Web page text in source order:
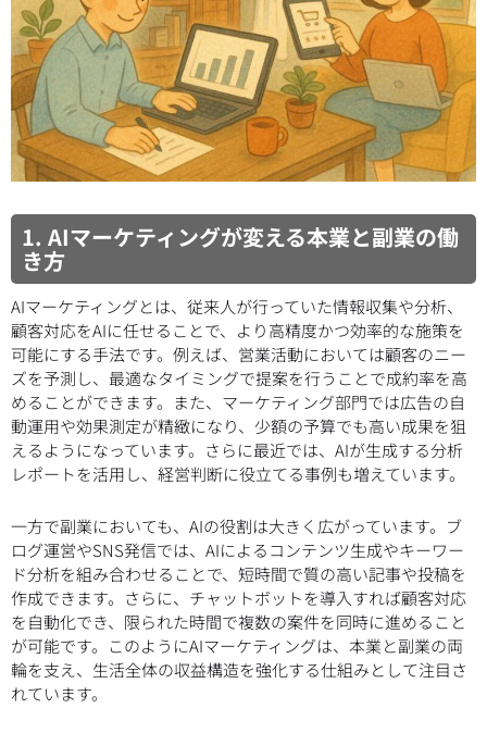
1. AIマーケティングが変える本業と副業の働
き方
AIマーケティングとは、従来人が行っていた情報収集や分析、
顧客対応をAIに任せることで、より高精度かつ効率的な施策を
可能にする手法です。例えば、営業活動においては顧客のニー
ズを予測し、最適なタイミングで提案を行うことで成約率を高
めることができます。また、マーケティング部門では広告の自
動運用や効果測定が精緻になり、少額の予算でも高い成果を狙
えるようになっています。さらに最近では、AIが生成する分析
レポートを活用し、経営判断に役立てる事例も増えています。
一方で副業においても、AIの役割は大きく広がっています。ブ
ログ運営やSNS発信では、AIによるコンテンツ生成やキーワー
ド分析を組み合わせることで、短時間で質の高い記事や投稿を
作成できます。さらに、チャットボットを導入すれば顧客対応
を自動化でき、限られた時間で複数の案件を同時に進めること
が可能です。このようにAIマーケティングは、本業と副業の両
輪を支え、生活全体の収益構造を強化する仕組みとして注目さ
れています。